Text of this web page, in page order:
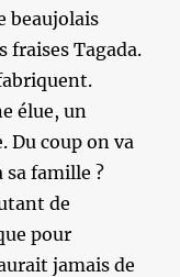
beaujolais
fraises Tagada.
élue, un
Du coup on va
sa famille ?
de
pour
jamais de